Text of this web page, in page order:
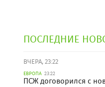
ПОСЛЕДНИЕ
ВЧЕРА, 23:22
ЕВРОПА 23:22
ПСЖ договорился с